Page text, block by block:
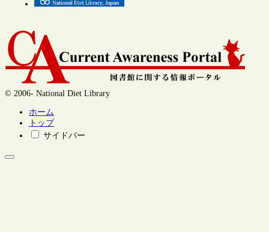
© 2006- National Diet Library
ホーム
トップ
サイドバー